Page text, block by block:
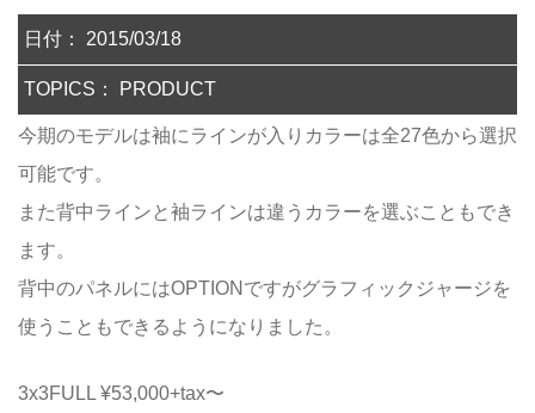
日付： 2015/03/18
TOPICS： PRODUCT
今期のモデルは袖にラインが入りカラーは全27色から選択
可能です。
また背中ラインと袖ラインは違うカラーを選ぶこともでき
ます。
背中のパネルにはOPTIONですがグラフィックジャージを
使うこともできるようになりました。
3x3FULL ¥53,000+tax〜